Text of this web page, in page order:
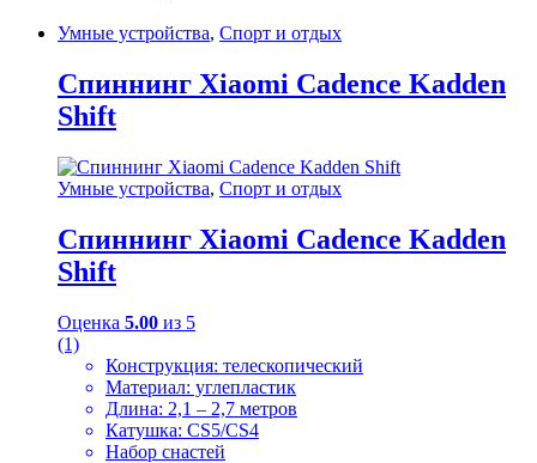
Умные устройства, Спорт и отдых
Спиннинг Xiaomi Cadence Kadden
Shift
Умные устройства, Спорт и отдых
Спиннинг Xiaomi Cadence Kadden
Shift
Оценка 5.00 из 5
(1)
Конструкция: телескопический
Материал: углепластик
Длина: 2,1 – 2,7 метров
Катушка: CS5/CS4
Набор снастей